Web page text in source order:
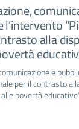
alla
e
per il contrasto
povertà